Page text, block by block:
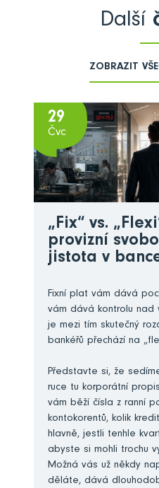
Další
ZOBRAZIT
29
Čvc
„Fix“ vs.
provizní
jistota v
Fixní plat vám dává
vám dává kontrolu nad
je mezi tím skutečný
bankéřů přechází na
Představte si, že
ruce tu korporátní
vám běží čísla z ranní
kontokorentů, kolik
hlavně, jestli tenhle
abyste si mohli trochu
Možná vás už někdy
děláte, dává